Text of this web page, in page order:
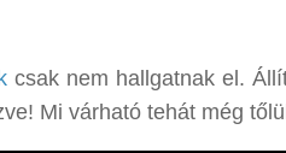
csak nem hallgatnak el.
Mi várható tehát még